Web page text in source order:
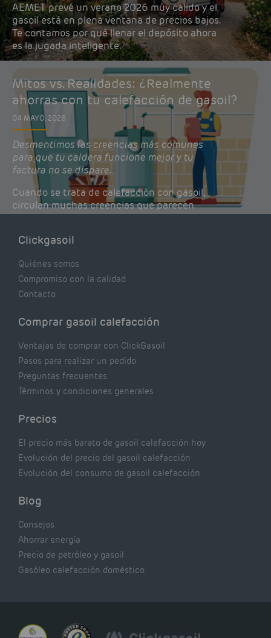
AEMET prevé un verano 2026 muy cálido y el
gasoil está en plena ventana de precios bajos.
Te contamos por qué llenar el depósito ahora
es la jugada inteligente.
Mitos vs. Realidades: ¿Realmente
ahorras con tu calefacción de gasoil?
04 MAYO, 2026
Desmentimos las creencias más comunes
para que tu caldera funcione mejor y tu
factura no se dispare.
Cuando se trata de calefacción con gasoil,
circulan muchas creencias que parecen
lógicas pero que, en realidad, pueden estar
de tu caldera. Pocas se contrastan con lo que
Clickgasoil
Quiénes somos
Compromiso con la calidad
Contacto
Comprar gasoil calefacción
Ventajas de comprar con ClickGasoil
Pasos para realizar un pedido
Preguntas frecuentes
Términos y condiciones generales
Precios
El precio más barato de gasoil calefacción hoy
Evolución del precio del gasoil calefacción
Evolución del consumo de gasoil calefacción
Blog
Consejos
Ahorrar energía
Precio de petróleo y gasoil
Gasóleo calefacción doméstico